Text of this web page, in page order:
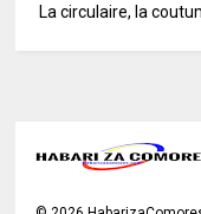
La circulaire, la